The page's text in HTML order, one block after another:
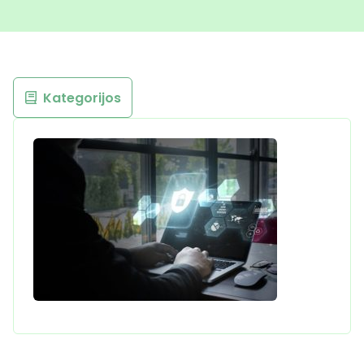
Kategorijos